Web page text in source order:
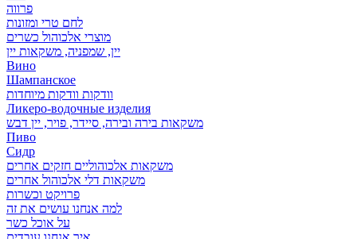
פרווה
לחם טרי ומזונות
מוצרי אלכוהול כשרים
יין, שמפניה, משקאות יין
Вино
Шампанское
וודקות וודקות מיוחדות
Ликеро-водочные изделия
משקאות בירה ובירה, סיידר, פויר, יין דבש
Пиво
Сидр
משקאות אלכוהוליים חזקים אחרים
משקאות דלי אלכוהול אחרים
פרויקט וכשרות
למה אנחנו עושים את זה
על אוכל כשר